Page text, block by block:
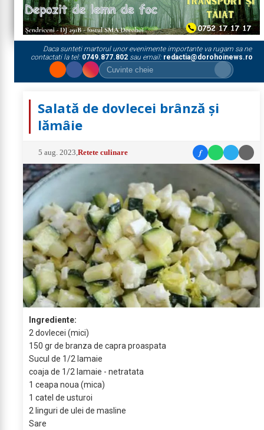
Daca sunteti martorul unor evenimente importante va rugam sa ne
contactati la tel: 0749.877.802sau email: redactia@dorohoinews.ro
Salată de dovlecei brânză și
lămâie
5 aug. 2023 ,Retete culinare f
Ingrediente:
2 dovlecei (mici)
150 gr de branza de capra proaspata
Sucul de 1/2 lamaie
coaja de 1/2 lamaie - netratata
1 ceapa noua (mica)
1 catel de usturoi
2 linguri de ulei de masline
Sare